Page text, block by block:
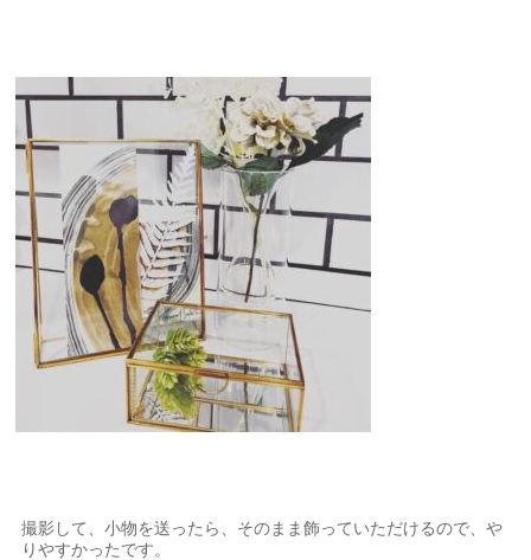
撮影して、小物を送ったら、そのまま飾っていただけるので、や
りやすかったです。